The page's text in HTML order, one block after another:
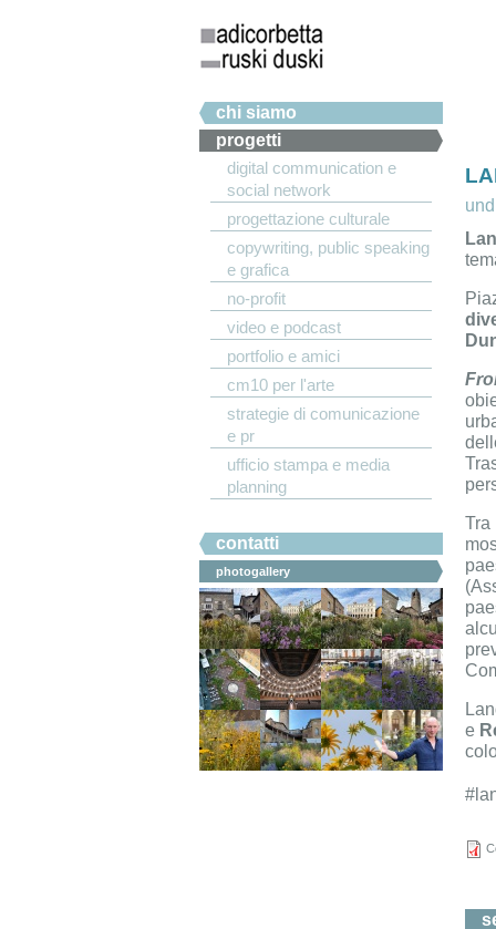
Tra
e
Menu principale
chi siamo
progetti
digital communication e
social network
progettazione culturale
copywriting, public speaking
e grafica
no-profit
video e podcast
portfolio e amici
cm10 per l'arte
strategie di comunicazione
e pr
ufficio stampa e media
planning
contatti
photogallery